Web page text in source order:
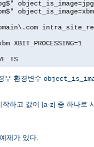
object_is_image=jpg
object_is_image=xbm
우 환경변수
하고 값이 [a-z] 중 하나로
제가 있다.